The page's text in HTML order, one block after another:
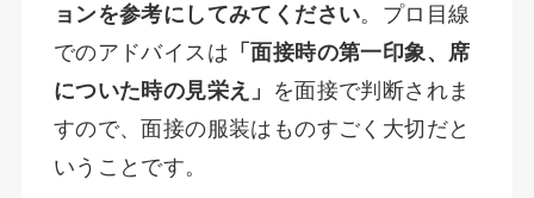
ョンを参考にしてみてください。プロ目線
でのアドバイスは 「面接時の第一印象、席
についた時の見栄え」
を面接で判断されま
すので、面接の服装はものすごく大切だと
いうことです。